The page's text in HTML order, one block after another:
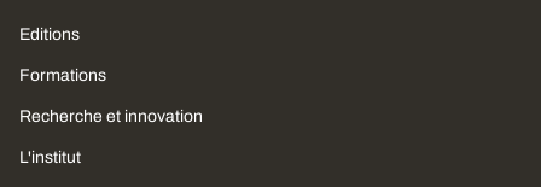
Editions
Formations
Recherche et innovation
L'institut